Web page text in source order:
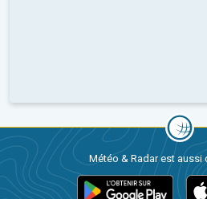
Météo & Radar est aussi